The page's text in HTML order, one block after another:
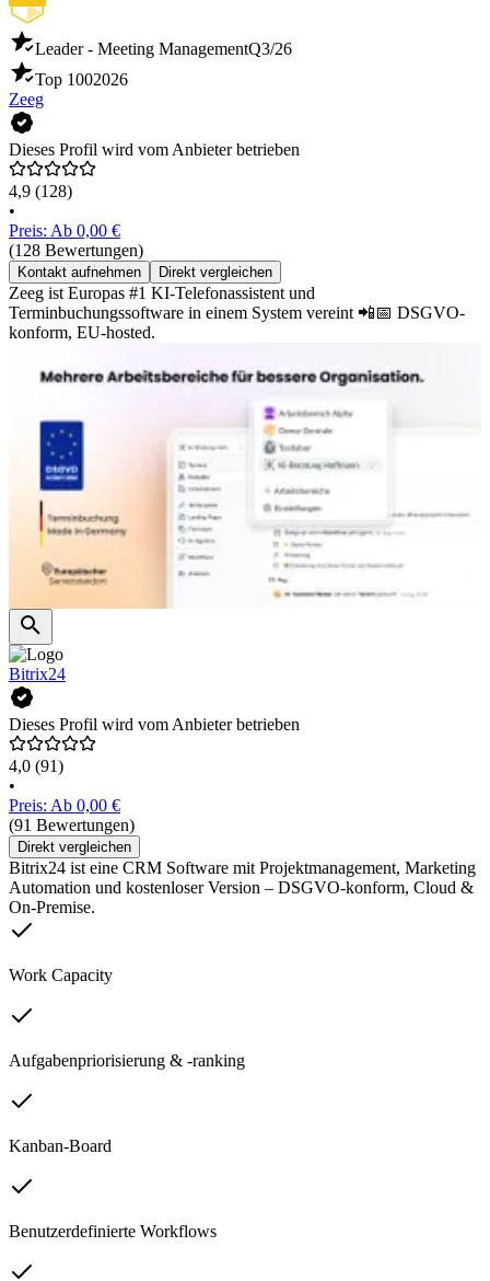
Leader - Meeting ManagementQ3/26
Top 1002026
Zeeg
Dieses Profil wird vom Anbieter betrieben
4,9 (128)
•
Preis: Ab 0,00 €
(128 Bewertungen)
Kontakt aufnehmen Direkt vergleichen
Zeeg ist Europas #1 KI-Telefonassistent und
Terminbuchungssoftware in einem System vereint 📲📅 DSGVO-
konform, EU-hosted.
Bitrix24
Dieses Profil wird vom Anbieter betrieben
4,0 (91)
•
Preis: Ab 0,00 €
(91 Bewertungen)
Direkt vergleichen
Bitrix24 ist eine CRM Software mit Projektmanagement, Marketing
Automation und kostenloser Version – DSGVO-konform, Cloud &
On-Premise.
Work Capacity
Aufgabenpriorisierung & -ranking
Kanban-Board
Benutzerdefinierte Workflows